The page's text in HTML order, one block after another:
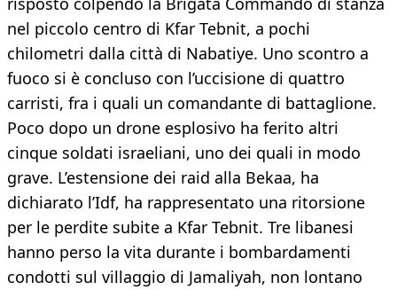
nel piccolo centro di Kfar Tebnit, a pochi
chilometri dalla città di Nabatiye. Uno scontro a
fuoco si è concluso con l’uccisione di quattro
carristi, fra i quali un comandante di battaglione.
Poco dopo un drone esplosivo ha ferito altri
cinque soldati israeliani, uno dei quali in modo
grave. L’estensione dei raid alla Bekaa, ha
dichiarato l’Idf, ha rappresentato una ritorsione
per le perdite subite a Kfar Tebnit. Tre libanesi
hanno perso la vita durante i bombardamenti
condotti sul villaggio di Jamaliyah, non lontano